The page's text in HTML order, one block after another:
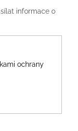
informace o
ochrany